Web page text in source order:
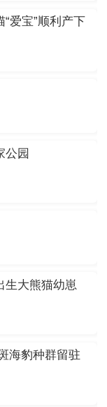
爱宝”顺利产下
公园
生大熊猫幼崽
海豹种群留驻